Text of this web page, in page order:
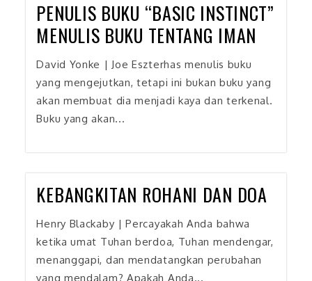
PENULIS BUKU “BASIC INSTINCT”
MENULIS BUKU TENTANG IMAN
David Yonke | Joe Eszterhas menulis buku
yang mengejutkan, tetapi ini bukan buku yang
akan membuat dia menjadi kaya dan terkenal.
Buku yang akan...
KEBANGKITAN ROHANI DAN DOA
Henry Blackaby | Percayakah Anda bahwa
ketika umat Tuhan berdoa, Tuhan mendengar,
menanggapi, dan mendatangkan perubahan
yang mendalam? Apakah Anda...